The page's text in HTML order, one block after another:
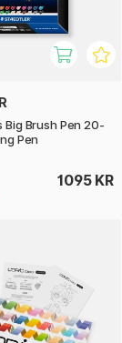
Brush Pen 20-
Pen
1095 KR